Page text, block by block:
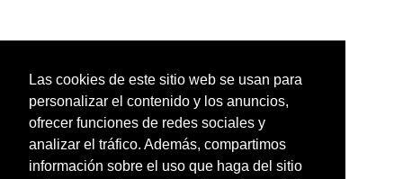
Las cookies de este sitio web se usan para
personalizar el contenido y los anuncios,
ofrecer funciones de redes sociales y
analizar el tráfico. Además, compartimos
información sobre el uso que haga del sitio